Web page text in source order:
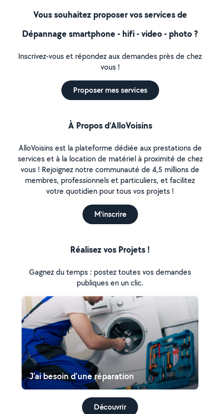
Vous souhaitez proposer vos services de
Dépannage smartphone - hifi - video - photo ?
Inscrivez-vous et répondez aux demandes près de chez
vous !
Proposer mes services
À Propos d’AlloVoisins
AlloVoisins est la plateforme dédiée aux prestations de
services et à la location de matériel à proximité de chez
vous ! Rejoignez notre communauté de 4,5 millions de
membres, professionnels et particuliers, et facilitez
votre quotidien pour tous vos projets !
M'inscrire
Réalisez vos Projets !
Gagnez du temps : postez toutes vos demandes
publiques en un clic.
J'ai besoin d'une réparation
Découvrir